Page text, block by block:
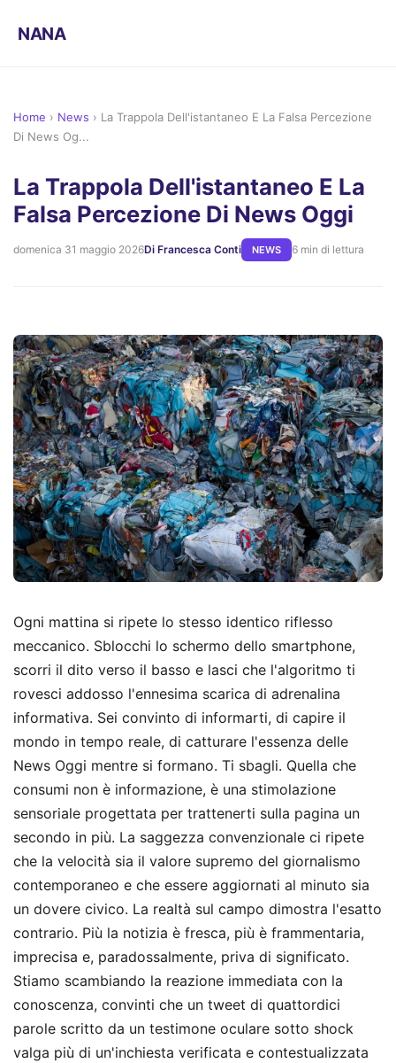
NANA
Home › News › La Trappola Dell'istantaneo E La Falsa Percezione
Di News Og...
La Trappola Dell'istantaneo E La
Falsa Percezione Di News Oggi
domenica 31 maggio 2026Di Francesca Conti NEWS 6 min di lettura
Ogni mattina si ripete lo stesso identico riflesso
meccanico. Sblocchi lo schermo dello smartphone,
scorri il dito verso il basso e lasci che l'algoritmo ti
rovesci addosso l'ennesima scarica di adrenalina
informativa. Sei convinto di informarti, di capire il
mondo in tempo reale, di catturare l'essenza delle
News Oggi mentre si formano. Ti sbagli. Quella che
consumi non è informazione, è una stimolazione
sensoriale progettata per trattenerti sulla pagina un
secondo in più. La saggezza convenzionale ci ripete
che la velocità sia il valore supremo del giornalismo
contemporaneo e che essere aggiornati al minuto sia
un dovere civico. La realtà sul campo dimostra l'esatto
contrario. Più la notizia è fresca, più è frammentaria,
imprecisa e, paradossalmente, priva di significato.
Stiamo scambiando la reazione immediata con la
conoscenza, convinti che un tweet di quattordici
parole scritto da un testimone oculare sotto shock
valga più di un'inchiesta verificata e contestualizzata